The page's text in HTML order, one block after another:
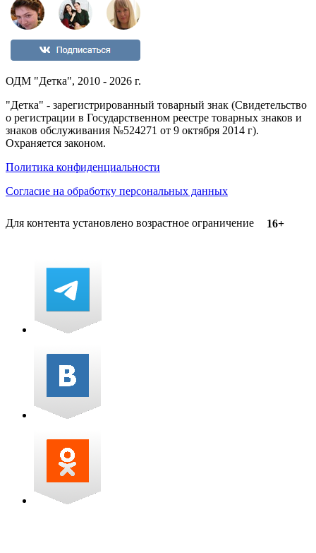
ОДМ "Детка", 2010 - 2026 г.
"Детка" - зарегистрированный товарный знак (Свидетельство
о регистрации в Государственном реестре товарных знаков и
знаков обслуживания №524271 от 9 октября 2014 г).
Охраняется законом.
Политика конфиденциальности
Согласие на обработку персональных данных
Для контента установлено возрастное ограничение 16+